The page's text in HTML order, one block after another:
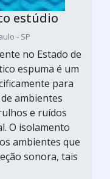
estúdio
- SP
no Estado de
espuma é um
para
ambientes
e ruídos
O isolamento
ambientes que
sonora, tais